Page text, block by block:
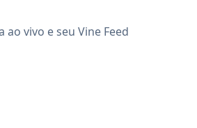
vivo e seu Vine Feed